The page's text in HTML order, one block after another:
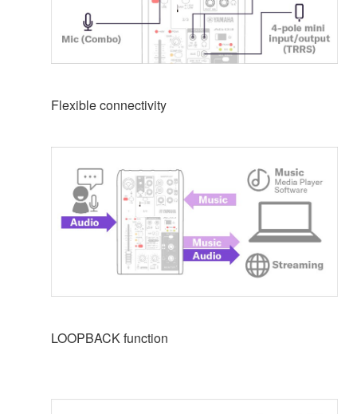
Flexible connectivity
LOOPBACK function